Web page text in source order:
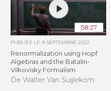
58:27
PUBLIÉE LE9 SEPTEMBRE 2022
Renormalization using Hopf
Algebras and the Batalin-
Vilkovisky Formalism
De Walter Van Suijlekom